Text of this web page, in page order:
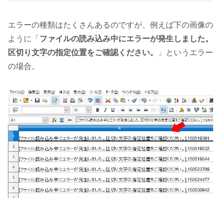
エラーの種類はたくさんあるのですが、例えば下の画像の
ように「 ファイルの読み込み中にエラーが発生しました。
区切り文字の指定位置をご確認ください。
」というエラー
の場合。